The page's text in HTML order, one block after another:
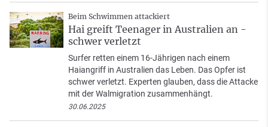
Beim Schwimmen attackiert
Hai greift Teenager in Australien an -
schwer verletzt
Surfer retten einem 16-Jährigen nach einem
Haiangriff in Australien das Leben. Das Opfer ist
schwer verletzt. Experten glauben, dass die Attacke
mit der Walmigration zusammenhängt.
30.06.2025